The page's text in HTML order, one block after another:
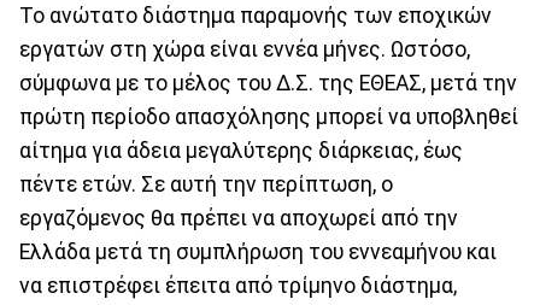
Το ανώτατο διάστημα παραμονής των εποχικών
εργατών στη χώρα είναι εννέα μήνες. Ωστόσο,
σύμφωνα με το μέλος του Δ.Σ. της ΕΘΕΑΣ, μετά την
πρώτη περίοδο απασχόλησης μπορεί να υποβληθεί
αίτημα για άδεια μεγαλύτερης διάρκειας, έως
πέντε ετών. Σε αυτή την περίπτωση, ο
εργαζόμενος θα πρέπει να αποχωρεί από την
Ελλάδα μετά τη συμπλήρωση του εννεαμήνου και
να επιστρέφει έπειτα από τρίμηνο διάστημα,